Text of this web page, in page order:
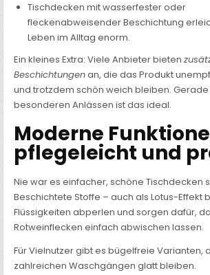
Tischdecken mit wasserfester oder
fleckenabweisender Beschichtung
Leben im Alltag enorm.
Ein kleines Extra: Viele Anbieter bieten
Beschichtungenan, die das Produkt
und trotzdem schön weich bleiben.
besonderen Anlässen ist das ideal.
Moderne
pflegeleicht und
Nie war es einfacher, schöne Tischdecken
Beschichtete Stoffe – auch als Lotus-Effekt
Flüssigkeiten abperlen und sorgen dafür,
Rotweinflecken einfach abwischen lassen.
Für Vielnutzer gibt es bügelfreie Varianten,
zahlreichen Waschgängen glatt bleiben.